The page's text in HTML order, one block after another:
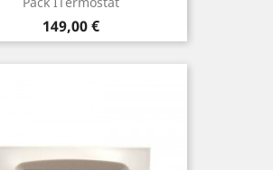
Precio
149,00 €